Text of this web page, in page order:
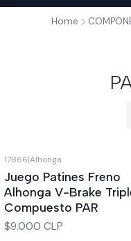
Home
17866|Alhonga
Juego Patines Freno
Alhonga V-Brake
Compuesto PAR
$9.000 CLP